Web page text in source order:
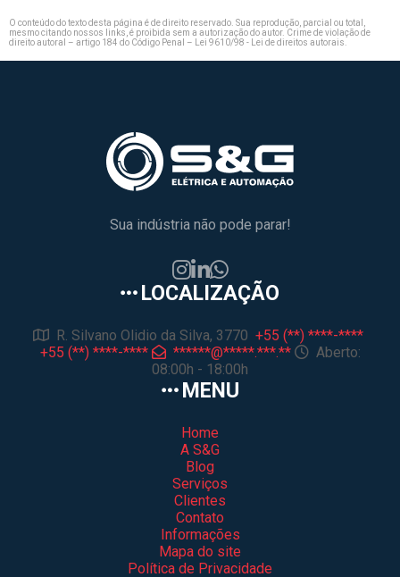
O conteúdo do texto desta página é de direito reservado. Sua reprodução, parcial ou total,
mesmo citando nossos links, é proibida sem a autorização do autor. Crime de violação de
direito autoral – artigo 184 do Código Penal –
Lei 9610/98 - Lei de direitos autorais
Sua indústria não pode parar!
LOCALIZAÇÃO
R. Silvano Olidio da Silva, 3770 +55 (**) ****-****
+55 (**) ****-****
******@*****.***.**
Aberto:
08:00h - 18:00h
MENU
Home
A S&G
Blog
Serviços
Clientes
Contato
Informações
Mapa do site
Política de Privacidade